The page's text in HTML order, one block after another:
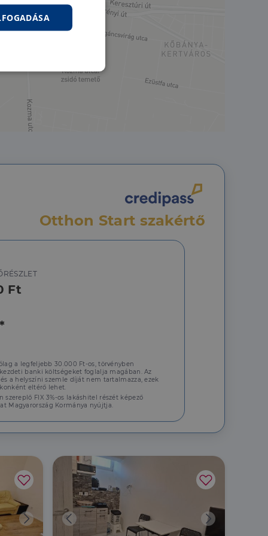
Otthon Start szakértő
Ft
a legfeljebb 30.000 Ft-os, törvényben
banki költségeket foglalja magában. Az
a helyszíni szemle díját nem tartalmazza, ezek
eltérő lehet.
szereplő FIX 3%-os lakáshitel részét képező
Magyarország Kormánya nyújtja.
és a
való
látogatói cookie-
a Cookie-
a weboldal
minden
hogy a
amelyet a
hogy a
amelyet a